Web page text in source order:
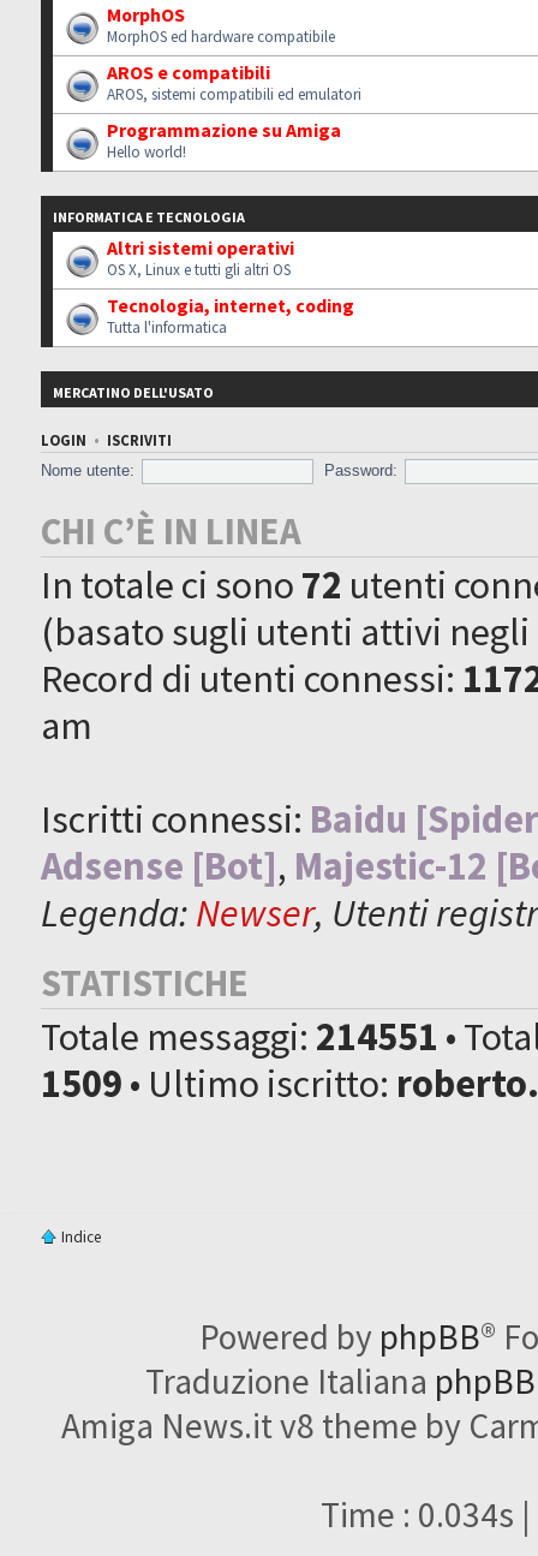
MorphOS
MorphOS ed hardware compatibile
AROS e compatibili
AROS, sistemi compatibili ed emulatori
Programmazione su Amiga
Hello world!
INFORMATICA E TECNOLOGIA
Altri sistemi operativi
OS X, Linux e tutti gli altri OS
Tecnologia, internet, coding
Tutta l'informatica
MERCATINO DELL'USATO
LOGIN • ISCRIVITI
Nome utente:
Password:
CHI C’È IN LINEA
In totale ci sono72 utenti
(basato sugli utenti attivi
Record di utenti connessi:
am
Iscritti connessi: Baidu
Adsense [Bot], Majestic-12
Legenda:Newser, Utenti
STATISTICHE
Totale messaggi: 214551 •
1509• Ultimo iscritto:
Indice
Powered by phpBB®
Traduzione Italiana
Amiga News.it v8 theme by
Time : 0.034s